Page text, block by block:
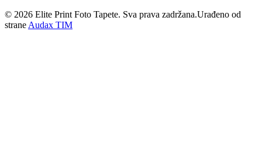
© 2026 Elite Print Foto Tapete. Sva prava zadržana.Urađeno od
strane Audax TIM